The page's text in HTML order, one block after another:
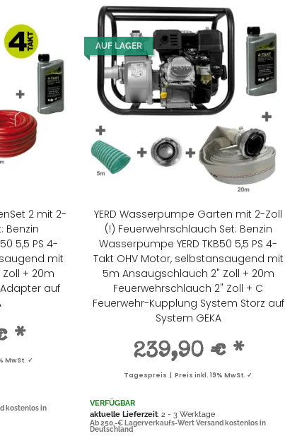
2 mit 2-
Benzin
5,5 PS 4-
mit
+ 20m
auf
*
MwSt. ✓
kostenlos in
AUF LAGER
YERD Wasserpumpe Garten mit 2-Zoll
(!) Feuerwehrschlauch Set: Benzin
Wasserpumpe YERD TKB50 5,5 PS 4-
Takt OHV Motor, selbstansaugend mit
5m Ansaugschlauch 2" Zoll + 20m
Feuerwehrschlauch 2" Zoll + C
Feuerwehr-Kupplung System Storz auf
System GEKA
239,90 € *
Tagespreis | Preis inkl. 19% MwSt. ✓
VERFÜGBAR
aktuelle Lieferzeit: 2 - 3 Werktage
Ab 250,-€ Lagerverkaufs-Wert Versand kostenlos in
Deutschland